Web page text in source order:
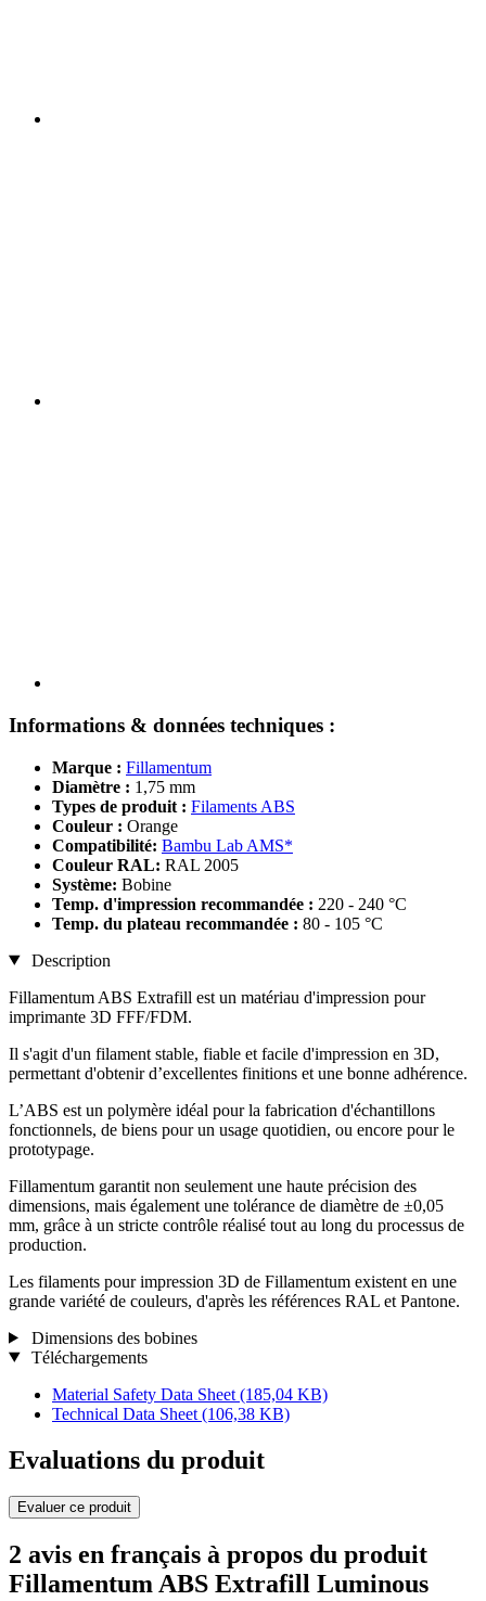
Informations & données techniques :
Marque : Fillamentum
Diamètre : 1,75 mm
Types de produit : Filaments ABS
Couleur : Orange
Compatibilité: Bambu Lab AMS*
Couleur RAL: RAL 2005
Système: Bobine
Temp. d'impression recommandée : 220 - 240 °C
Temp. du plateau recommandée : 80 - 105 °C
Description
Fillamentum ABS Extrafill est un matériau d'impression pour
imprimante 3D FFF/FDM.
Il s'agit d'un filament stable, fiable et facile d'impression en 3D,
permettant d'obtenir d’excellentes finitions et une bonne adhérence.
L’ABS est un polymère idéal pour la fabrication d'échantillons
fonctionnels, de biens pour un usage quotidien, ou encore pour le
prototypage.
Fillamentum garantit non seulement une haute précision des
dimensions, mais également une tolérance de diamètre de ±0,05
mm, grâce à un stricte contrôle réalisé tout au long du processus de
production.
Les filaments pour impression 3D de Fillamentum existent en une
grande variété de couleurs, d'après les références RAL et Pantone.
Dimensions des bobines
Téléchargements
Material Safety Data Sheet (185,04 KB)
Technical Data Sheet (106,38 KB)
Evaluations du produit
Evaluer ce produit
2 avis en français à propos du produit
Fillamentum ABS Extrafill Luminous